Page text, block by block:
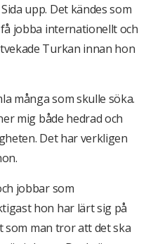
upp. Det kändes som
jobba internationellt och
Turkan innan hon
många som skulle söka.
mig både hedrad och
Det har verkligen
jobbar som
hon har lärt sig på
som man tror att det ska